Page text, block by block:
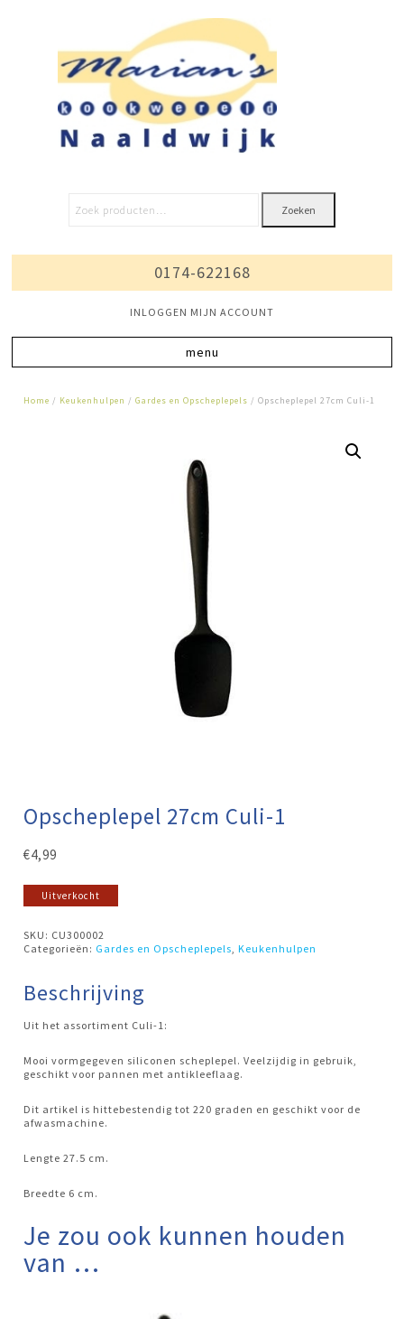
Zoeken
0174-622168
INLOGGEN MIJN ACCOUNT
Home / Keukenhulpen /Gardes en Opscheplepels / Opscheplepel 27cm Culi-1
Opscheplepel 27cm Culi-1
€4,99
Uitverkocht
SKU: CU300002
Categorieën: Gardes en Opscheplepels ,Keukenhulpen
Beschrijving
Uit het assortiment Culi-1:
Mooi vormgegeven siliconen scheplepel. Veelzijdig in gebruik,
geschikt voor pannen met antikleeflaag.
Dit artikel is hittebestendig tot 220 graden en geschikt voor de
afwasmachine.
Lengte 27.5 cm.
Breedte 6 cm.
Je zou ook kunnen houden
van …